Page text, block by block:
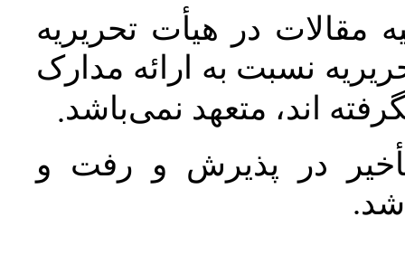
مقالات در هیأت تحریریه
نسبت به ارائه مدارک
اند، متعهد نمی‌باشد.
در پذیرش و رفت و
شد.